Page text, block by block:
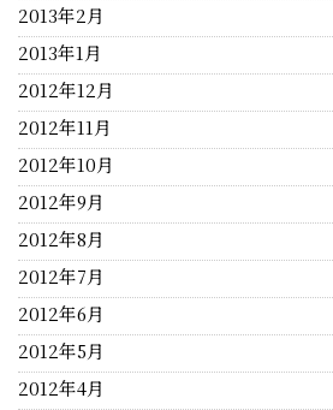
2013年2月
2013年1月
2012年12月
2012年11月
2012年10月
2012年9月
2012年8月
2012年7月
2012年6月
2012年5月
2012年4月